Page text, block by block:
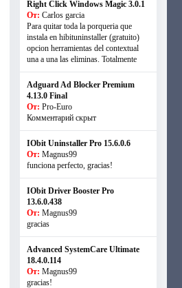
Right Click Windows Magic 3.0.1
От: Carlos garcia
Para quitar toda la porqueria que
instala en hibituninstaller (gratuito)
opcion herramientas del contextual
una a una las eliminas. Totalmente
Adguard Ad Blocker Premium
4.13.0 Final
От: Pro-Euro
Комментарий скрыт
IObit Uninstaller Pro 15.6.0.6
От: Magnus99
funciona perfecto, gracias!
IObit Driver Booster Pro
13.6.0.438
От: Magnus99
gracias
Advanced SystemCare Ultimate
18.4.0.114
От: Magnus99
gracias!